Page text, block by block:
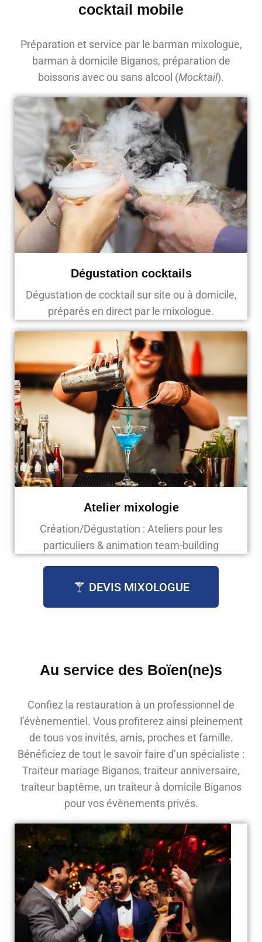
cocktail mobile
Préparation et service par le barman mixologue,
barman à domicile Biganos, préparation de
boissons avec ou sans alcool (Mocktail).
Dégustation cocktails
Dégustation de cocktail sur site ou à domicile,
préparés en direct par le mixologue.
Atelier mixologie
Création/Dégustation : Ateliers pour les
particuliers & animation team-building
DEVIS MIXOLOGUE
Au service des Boïen(ne)s
Confiez la restauration à un professionnel de
l’évènementiel. Vous profiterez ainsi pleinement
de tous vos invités, amis, proches et famille.
Bénéficiez de tout le savoir faire d’un spécialiste :
Traiteur mariage Biganos, traiteur anniversaire,
traiteur baptême, un traiteur à domicile Biganos
pour vos évènements privés.